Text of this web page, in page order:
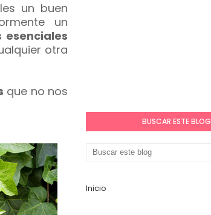
un buen
un
otra
que no nos
BUSCAR ESTE BLOG
Inicio